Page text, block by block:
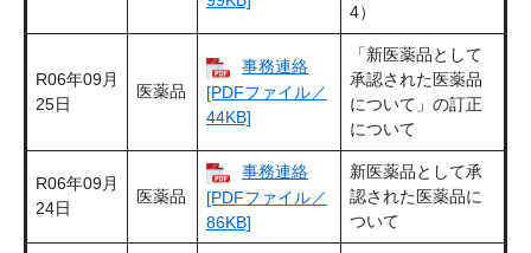
4）
R06年09月
25日
医薬品
事務連絡
[PDFファイル／
44KB]
「新医薬品として
承認された医薬品
について」の訂正
について
R06年09月
24日
医薬品
事務連絡
[PDFファイル／
86KB]
新医薬品として承
認された医薬品に
ついて